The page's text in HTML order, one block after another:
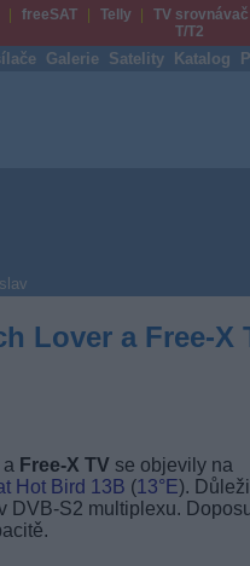
freeSAT Telly
TV srovnávač
T/T2
Galerie Satelity Katalog
Lover a Free-X
a Free-X TV se objevily na
Hot Bird 13B (13°E).
DVB-S2 multiplexu.